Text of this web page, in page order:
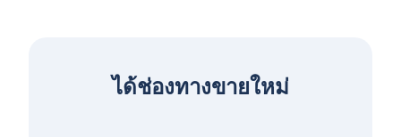
ได้ช่องทางขายใหม่